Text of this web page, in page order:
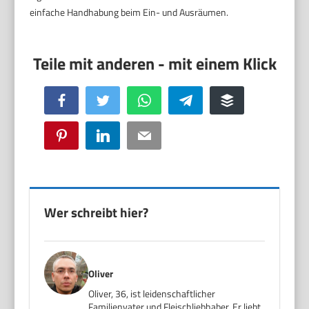
einfache Handhabung beim Ein- und Ausräumen.
Facebook Twitter WhatsApp Telegram Buffer
Pinterest LinkedIn Email
Wer schreibt hier?
Oliver
Oliver, 36, ist leidenschaftlicher